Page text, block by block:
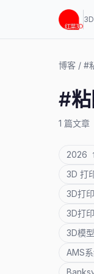
博客 / #
#
1 篇文章
2026 1
3D 打
3D打
3D打
3D模
AMS